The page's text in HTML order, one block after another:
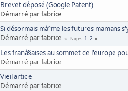
Brevet déposé (Google Patent)
Démarré par fabrice
Si désormais màªme les futures mamans
Démarré par fabrice
Pages 1 2
Les franà§aises au sommet de l'europe
Démarré par fabrice
Vieil article
Démarré par fabrice